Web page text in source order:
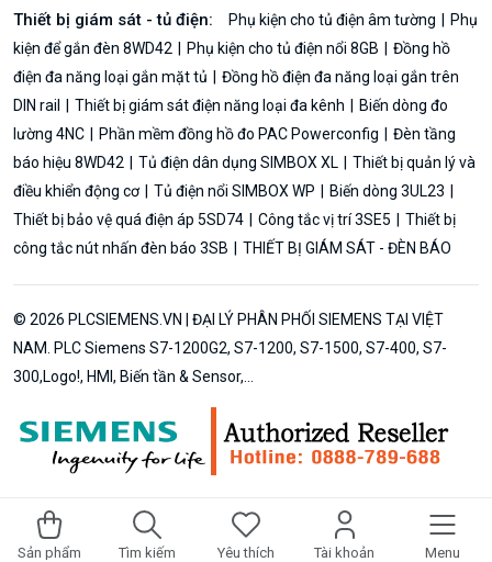
Sản phẩm Tìm kiếm Yêu thích Tài khoản Menu
Thiết bị giám sát - tủ điện: Phụ kiện cho tủ điện âm tường
Phụ
kiện để gắn đèn 8WD42
Phụ kiện cho tủ điện nổi 8GB
Đồng hồ
điện đa năng loại gắn mặt tủ
Đồng hồ điện đa năng loại gắn trên
DIN rail
Thiết bị giám sát điện năng loại đa kênh
Biến dòng đo
lường 4NC
Phần mềm đồng hồ đo PAC Powerconfig
Đèn tầng
báo hiệu 8WD42
Tủ điện dân dụng SIMBOX XL
Thiết bị quản lý và
điều khiển động cơ
Tủ điện nổi SIMBOX WP
Biến dòng 3UL23
Thiết bị bảo vệ quá điện áp 5SD74
Công tắc vị trí 3SE5
Thiết bị
công tắc nút nhấn đèn báo 3SB
THIẾT BỊ GIÁM SÁT - ĐÈN BÁO
© 2026 PLCSIEMENS.VN | ĐẠI LÝ PHÂN PHỐI SIEMENS TẠI VIỆT
NAM. PLC Siemens S7-1200G2, S7-1200, S7-1500, S7-400, S7-
300,Logo!, HMI, Biến tần & Sensor,...